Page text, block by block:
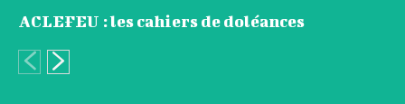
ACLEFEU : les cahiers de doléances